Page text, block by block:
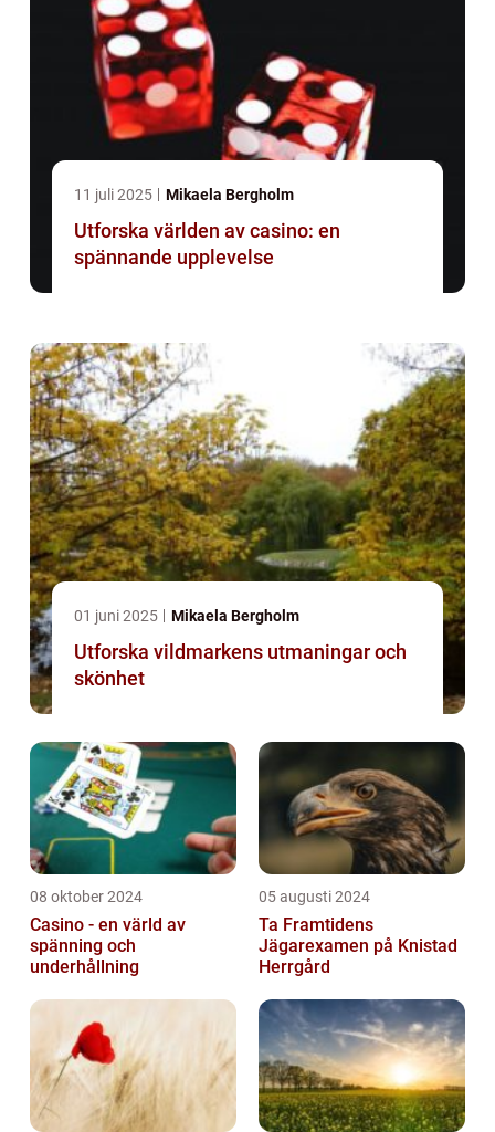
11 juli 2025 Mikaela Bergholm
Utforska världen av casino: en
spännande upplevelse
01 juni 2025 Mikaela Bergholm
Utforska vildmarkens utmaningar och
skönhet
08 oktober 2024
Casino - en värld av
spänning och
underhållning
05 augusti 2024
Ta Framtidens
Jägarexamen på Knistad
Herrgård